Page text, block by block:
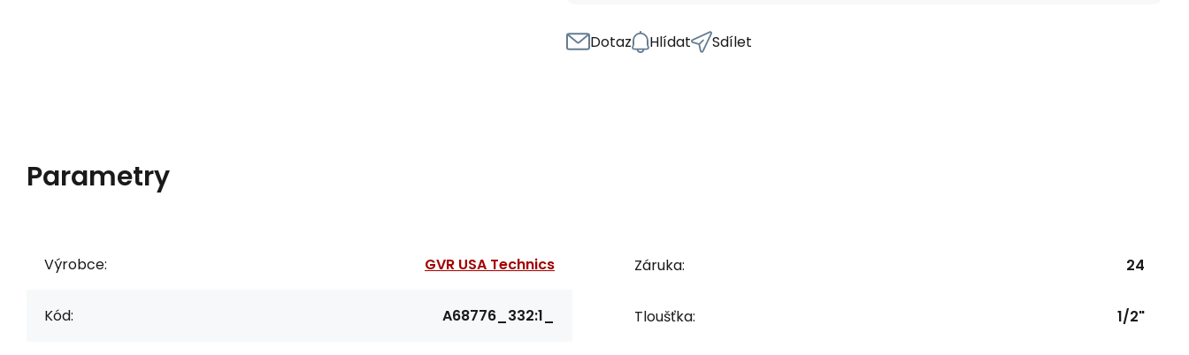
Dotaz Hlídat Sdílet
Parametry
Výrobce: GVR USA Technics
Kód: A68776_332:1_
Záruka: 24
Tloušťka: 1/2"